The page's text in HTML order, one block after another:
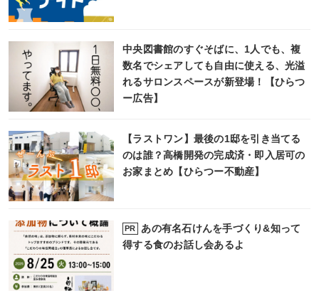
中央図書館のすぐそばに、1人でも、複
数名でシェアしても自由に使える、光溢
れるサロンスペースが新登場！【ひらつ
ー広告】
【ラストワン】最後の1邸を引き当てる
のは誰？高橋開発の完成済・即入居可の
お家まとめ【ひらつー不動産】
PR
あの有名石けんを手づくり&知って
得する食のお話し会あるよ